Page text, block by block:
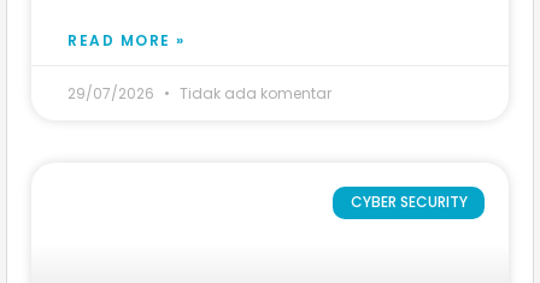
READ MORE »
29/07/2026 Tidak ada komentar
CYBER SECURITY